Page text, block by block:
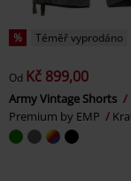
% Téměř vyprodáno
Od Kč 899,00
Army Vintage Shorts
Premium by EMP